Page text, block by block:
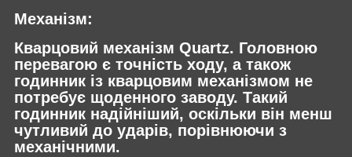
Механізм:
Кварцовий механізм Quartz. Головною
перевагою є точність ходу, а також
годинник із кварцовим механізмом не
потребує щоденного заводу. Такий
годинник надійніший, оскільки він менш
чутливий до ударів, порівнюючи з
механічними.